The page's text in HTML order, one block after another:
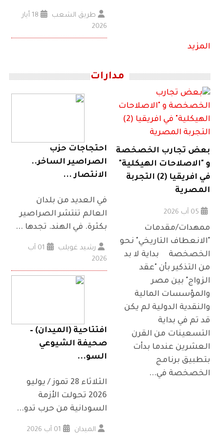
طريق الشعب
18 أيار
2026
المزيد
مدارات
بعض تجارب الخصخصة
و "الاصلاحات الهيكلية"
في افريقيا (2) التجربة
المصرية
ممهدات/مقدمات
"الانعطاف التاريخي" نحو
الخصخصة بداية لا بد
من التذكير بأن "عقد
الزواج" بين مصر
والمؤسسات المالية
والنقدية الدولية لم يكن
قد تم في بداية
التسعينات من القرن
العشرين عندما بدأت
بتطبيق برنامج
الخصخصة في...
احتجاجات حزب
الصراصير الساخر..
الانتصار ...
في العديد من بلدان
العالم تنتشر الصراصير
بكثرة. في الهند. تجدها ...
رشيد غويلب
01 آب
2026
افتتاحية (الميدان) –
صحيفة الشيوعي
السو...
الثلاثاء 28 تموز / يوليو
2026 تحولت الأزمة
السودانية من حرب تدو...
الميدان